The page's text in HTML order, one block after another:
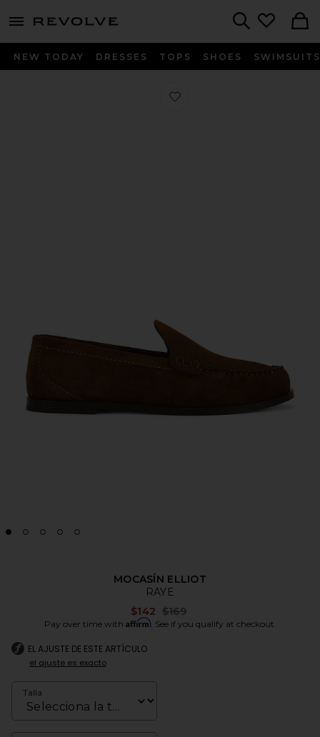
menu - shows more content
NEW TODAY DRESSES TOPS SHOES SWIMSUITS
Favorito MOCASÍN ELLIOT
MOCASÍN ELLIOT
RAYE
$142 Previous price:
$169
Pay over time with Affirm. See if you qualify at checkout.
EL AJUSTE DE ESTE ARTÍCULO
el ajuste es exacto
Talla